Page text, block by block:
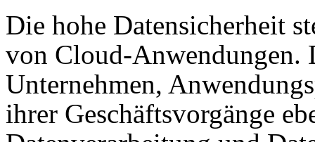
Die hohe Datensicherheit
von Cloud-Anwendungen.
Unternehmen,
ihrer Geschäftsvorgänge